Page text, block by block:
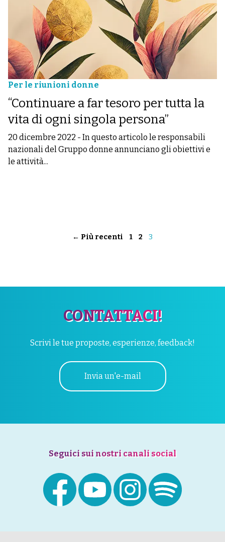
Per le riunioni donne
“Continuare a far tesoro per tutta la
vita di ogni singola persona”
20 dicembre 2022 - In questo articolo le responsabili
nazionali del Gruppo donne annunciano gli obiettivi e
le attività...
← Più recenti 1 2 3
CONTATTACI!
Scrivi le tue proposte, esperienze, feedback!
Invia un'e-mail
Seguici sui nostri canali social